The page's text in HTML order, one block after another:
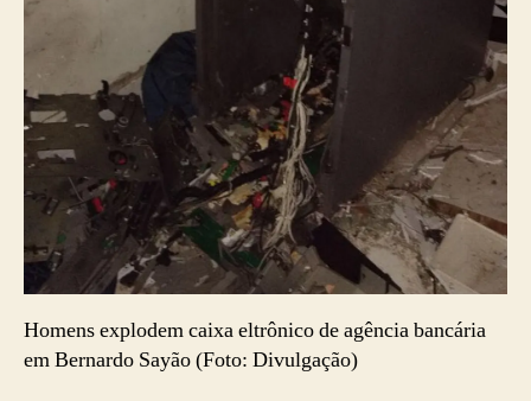
Homens explodem caixa eltrônico de agência bancária
em Bernardo Sayão (Foto: Divulgação)